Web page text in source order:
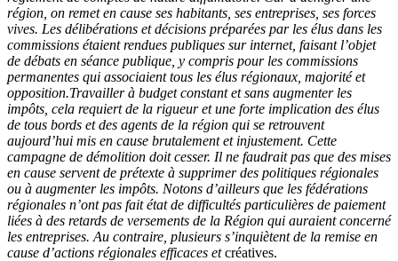
région, on remet en cause ses habitants, ses entreprises, ses forces
vives. Les délibérations et décisions préparées par les élus dans les
commissions étaient rendues publiques sur internet, faisant l’objet
de débats en séance publique, y compris pour les commissions
permanentes qui associaient tous les élus régionaux, majorité et
opposition.Travailler à budget constant et sans augmenter les
impôts, cela requiert de la rigueur et une forte implication des élus
de tous bords et des agents de la région qui se retrouvent
aujourd’hui mis en cause brutalement et injustement. Cette
campagne de démolition doit cesser. Il ne faudrait pas que des mises
en cause servent de prétexte à supprimer des politiques régionales
ou à augmenter les impôts. Notons d’ailleurs que les fédérations
régionales n’ont pas fait état de difficultés particulières de paiement
liées à des retards de versements de la Région qui auraient concerné
les entreprises. Au contraire, plusieurs s’inquiètent de la remise en
cause d’actions régionales efficaces etcréatives.